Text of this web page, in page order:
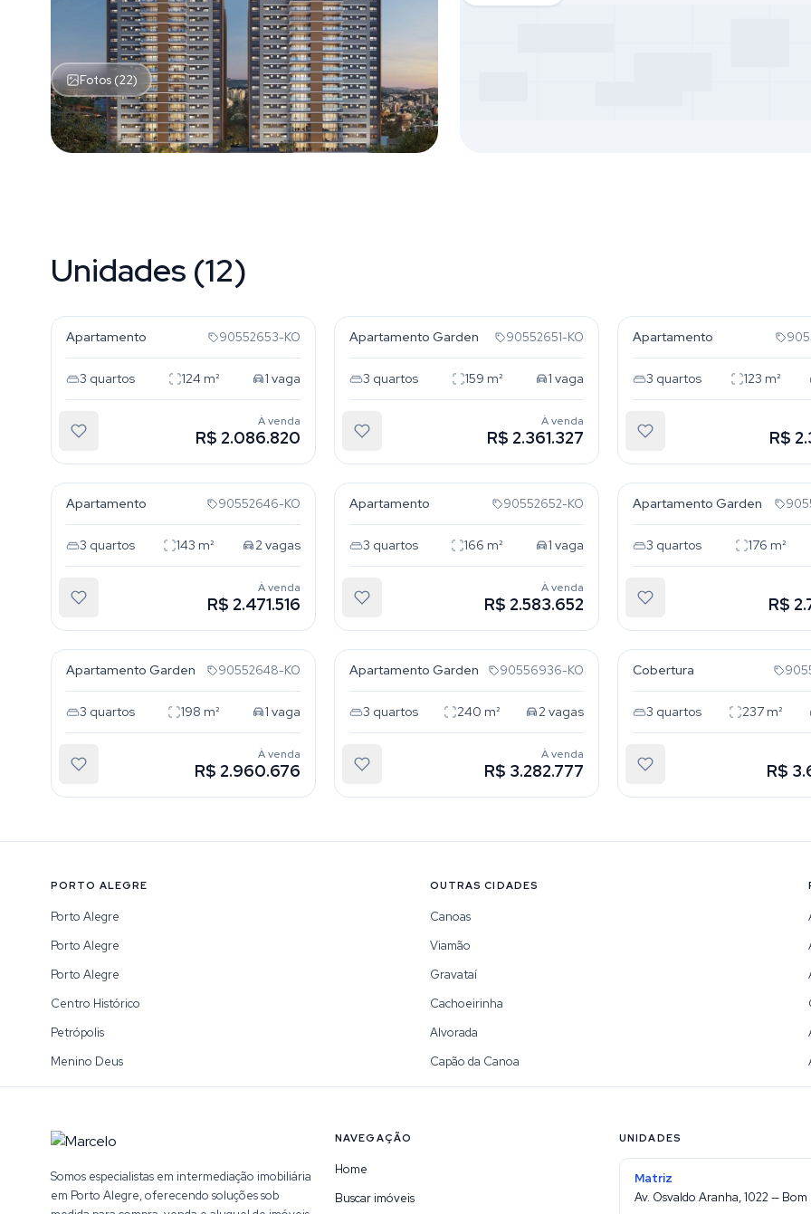
Fotos (22)
Unidades (12)
Apartamento 90552653-KO
3 quartos 124 m² 1 vaga
À venda
R$ 2.086.820
Apartamento Garden 90552651-KO
3 quartos 159 m² 1 vaga
À venda
R$ 2.361.327
Apartamento
3 quartos 123 m²
R$
Rio Branco
Apartamento 90552646-KO
3 quartos 143 m² 2vagas
À venda
R$ 2.471.516
Rio Branco
Apartamento 90552652-KO
3 quartos 166 m² 1 vaga
À venda
R$ 2.583.652
Rio Branco
Apartamento Garden
3 quartos 176 m²
R$
Rio Branco
Apartamento Garden 90552648-KO
3 quartos 198 m² 1 vaga
À venda
R$ 2.960.676
Rio Branco
Apartamento Garden 90556936-KO
3 quartos 240 m² 2vagas
À venda
R$ 3.282.777
Rio Branco
Cobertura
3 quartos 237m²
R$
PORTO ALEGRE
Porto Alegre
Porto Alegre
Porto Alegre
Centro Histórico
Petrópolis
Menino Deus
OUTRAS CIDADES
Canoas
Viamão
Gravataí
Cachoeirinha
Alvorada
Capão da Canoa
Somos especialistas em intermediação imobiliária
em Porto Alegre, oferecendo soluções sob
NAVEGAÇÃO
Home
Buscar imóveis
UNIDADES
Matriz
Av. Osvaldo Aranha, 1022 —